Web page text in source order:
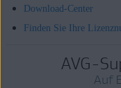
Download-Center
Finden Sie Ihre
AVG-
Auf